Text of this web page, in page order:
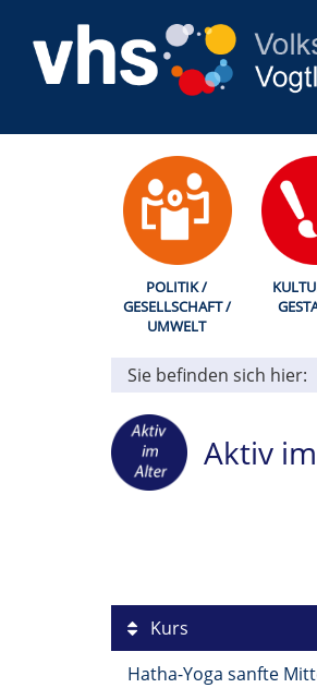
POLITIK /
GESELLSCHAFT /
UMWELT
Sie befinden sich hier:
Aktiv
Kurs
Hatha-Yoga sanfte